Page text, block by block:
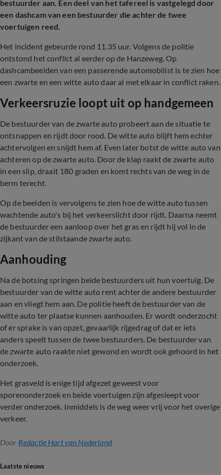
bestuurder aan. Een deel van het tafereel is vastgelegd door
een dashcam van een bestuurder die achter de twee
voertuigen reed.
Het incident gebeurde rond 11.35 uur. Volgens de politie
ontstond het conflict al eerder op de Hanzeweg. Op
dashcambeelden van een passerende automobilist is te zien hoe
een zwarte en een witte auto daar al met elkaar in conflict raken.
Verkeersruzie loopt uit op handgemeen
De bestuurder van de zwarte auto probeert aan de situatie te
ontsnappen en rijdt door rood. De witte auto blijft hem echter
achtervolgen en snijdt hem af. Even later botst de witte auto van
achteren op de zwarte auto. Door de klap raakt de zwarte auto
in een slip, draait 180 graden en komt rechts van de weg in de
berm terecht.
Op de beelden is vervolgens te zien hoe de witte auto tussen
wachtende auto's bij het verkeerslicht door rijdt. Daarna neemt
de bestuurder een aanloop over het gras en rijdt hij vol in de
zijkant van de stilstaande zwarte auto.
Aanhouding
Na de botsing springen beide bestuurders uit hun voertuig. De
bestuurder van de witte auto rent achter de andere bestuurder
aan en vliegt hem aan. De politie heeft de bestuurder van de
witte auto ter plaatse kunnen aanhouden. Er wordt onderzocht
of er sprake is van opzet, gevaarlijk rijgedrag of dat er iets
anders speelt tussen de twee bestuurders. De bestuurder van
de zwarte auto raakte niet gewond en wordt ook gehoord in het
onderzoek.
Het grasveld is enige tijd afgezet geweest voor
sporenonderzoek en beide voertuigen zijn afgesleept voor
verder onderzoek. Inmiddels is de weg weer vrij voor het overige
verkeer.
Door Redactie Hart van Nederland
Laatste nieuws